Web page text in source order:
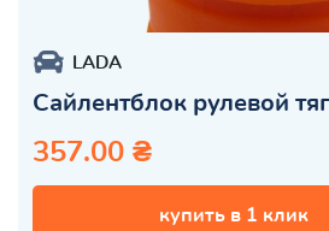
LADA
Сайлентблок рулевой
357.00 ₴
купить в 1 клик